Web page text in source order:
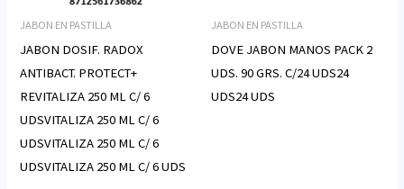
JABON EN PASTILLA
JABON DOSIF. RADOX
ANTIBACT. PROTECT+
REVITALIZA 250 ML C/ 6
UDSVITALIZA 250 ML C/ 6
UDSVITALIZA 250 ML C/ 6
UDSVITALIZA 250 ML C/ 6 UDS
JABON EN PASTILLA
DOVE JABON MANOS PACK 2
UDS. 90 GRS. C/24 UDS24
UDS24 UDS